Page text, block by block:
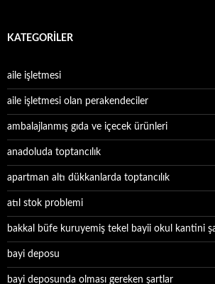
KATEGORILER
aile işletmesi
aile işletmesi olan perakendeciler
ambalajlanmış gıda ve içecek ürünleri
anadoluda toptancılık
apartman altı dükkanlarda toptancılık
atıl stok problemi
bakkal büfe kuruyemiş tekel bayii okul kantini
bayi deposu
bayi deposunda olması gereken şartlar